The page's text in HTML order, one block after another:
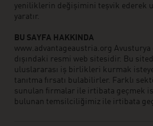
yeniliklerin değişimini teşvik ederek
yaratır.
BU SAYFA HAKKINDA
www.advantageaustria.org
dışındaki resmi web sitesidir. Bu
uluslararası iş birlikleri kurmak
tanıtma fırsatı bulabilirler. Farklı
sunulan firmalar ile irtibata geçmek
bulunan temsilciliğimiz ile irtibata